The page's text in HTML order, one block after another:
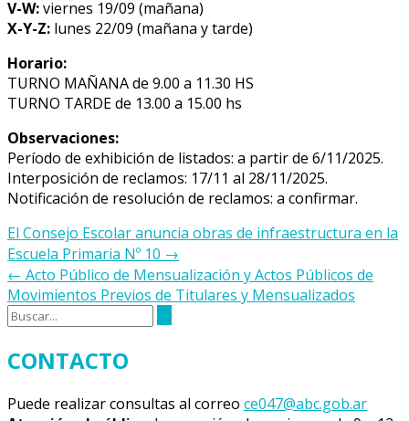
V-W:viernes 19/09 (mañana)
X-Y-Z: lunes 22/09 (mañana y tarde)
Horario:
TURNO MAÑANA de 9.00 a 11.30 HS
TURNO TARDE de 13.00 a 15.00 hs
Observaciones:
Período de exhibición de listados: a partir de 6/11/2025.
Interposición de reclamos: 17/11 al 28/11/2025.
Notificación de resolución de reclamos: a confirmar.
Navegación
de
la
entrada
El Consejo Escolar anuncia obras de infraestructura en la
Escuela Primaria Nº 10 →
← Acto Público de Mensualización y Actos Públicos de
Movimientos Previos de Titulares y Mensualizados
CONTACTO
Puede realizar consultas al correo ce047@abc.gob.ar